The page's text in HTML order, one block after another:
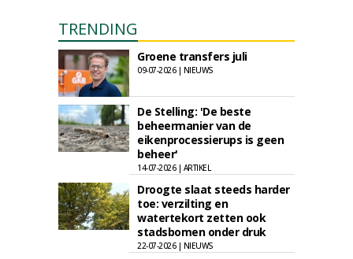
TRENDING
Groene transfers juli
09-07-2026 | NIEUWS
De Stelling: 'De beste
beheermanier van de
eikenprocessierups is geen
beheer'
14-07-2026 | ARTIKEL
Droogte slaat steeds harder
toe: verzilting en
watertekort zetten ook
stadsbomen onder druk
22-07-2026 | NIEUWS